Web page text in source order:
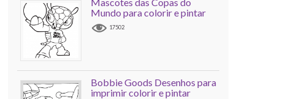
Mundo para colorir e pintar
17502
Bobbie Goods Desenhos para
imprimir colorir e pintar